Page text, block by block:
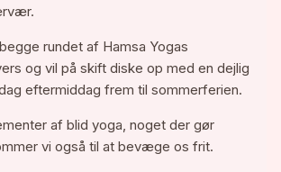
rundet af Hamsa Yogas
og vil på skift diske op med en dejlig
eftermiddag frem til sommerferien.
af blid yoga, noget der gør
vi også til at bevæge os frit.